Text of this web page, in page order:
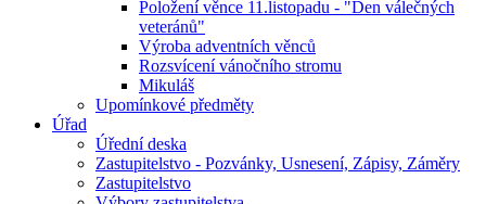
Položení věnce 11.listopadu - "Den válečných
veteránů"
Výroba adventních věnců
Rozsvícení vánočního stromu
Mikuláš
Upomínkové předměty
Úřad
Úřední deska
Zastupitelstvo - Pozvánky, Usnesení, Zápisy, Záměry
Zastupitelstvo